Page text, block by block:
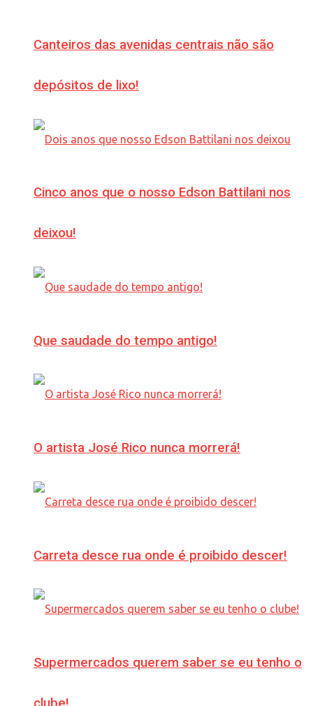
Canteiros das avenidas centrais não são
depósitos de lixo!
Cinco anos que o nosso Edson Battilani nos
deixou!
Que saudade do tempo antigo!
O artista José Rico nunca morrerá!
Carreta desce rua onde é proibido descer!
Supermercados querem saber se eu tenho o